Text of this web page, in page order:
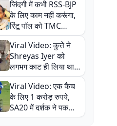
कान
जिंदगी में कभी RSS-BJP
के लिए काम नहीं करूंगा,
रिंटू पॉल को TMC
ऑफिस में ले जाकर पीटा,
Video वायरल
Viral Video: कुत्ते ने
Shreyas Iyer को
लगभग काट ही लिया था,
न्यूजीलैंड सीरीज से पहले
बाल-बाल बचे
Viral Video: एक कैच
के लिए 1 करोड़ रुपये,
SA20 में दर्शक ने पकड़ा
एक हाथ से गजब का कैच